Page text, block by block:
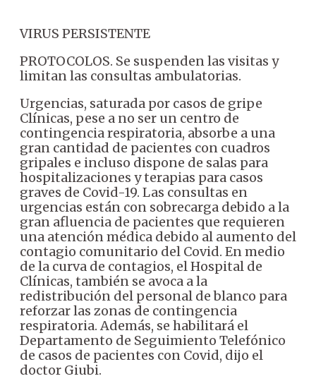
VIRUS PERSISTENTE
PROTOCOLOS. Se suspenden las visitas y
limitan las consultas ambulatorias.
Urgencias, saturada por casos de gripe
Clínicas, pese a no ser un centro de
contingencia respiratoria, absorbe a una
gran cantidad de pacientes con cuadros
gripales e incluso dispone de salas para
hospitalizaciones y terapias para casos
graves de Covid-19. Las consultas en
urgencias están con sobrecarga debido a la
gran afluencia de pacientes que requieren
una atención médica debido al aumento del
contagio comunitario del Covid. En medio
de la curva de contagios, el Hospital de
Clínicas, también se avoca a la
redistribución del personal de blanco para
reforzar las zonas de contingencia
respiratoria. Además, se habilitará el
Departamento de Seguimiento Telefónico
de casos de pacientes con Covid, dijo el
doctor Giubi.